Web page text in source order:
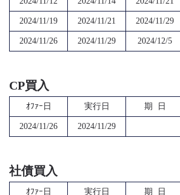
2024/11/19 2024/11/21 2024/11/29
2024/11/26 2024/11/29 2024/12/5
CP買入
ｵﾌｧｰ日 実行日 期 日
2024/11/26 2024/11/29
社債買入
ｵﾌｧｰ日 実行日 期 日